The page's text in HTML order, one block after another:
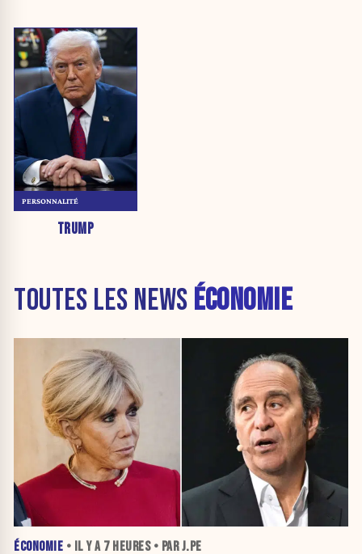
TRUMP
PERSONNALITÉ
TOUTES LES NEWS ÉCONOMIE
ÉCONOMIE • IL Y A 7 HEURES• PAR J.PE